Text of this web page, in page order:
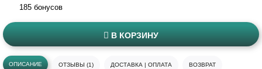
185 бонусов
В КОРЗИНУ
ОПИСАНИЕ ОТЗЫВЫ (1) ДОСТАВКА | ОПЛАТА ВОЗВРАТ